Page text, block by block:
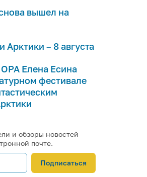
вышел на
Арктики – 8 августа
Елена Есина
фестивале
и обзоры новостей
почте.
Подписаться